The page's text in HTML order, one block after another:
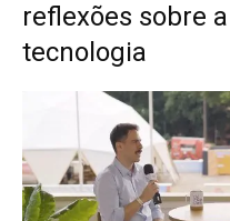
reflexões sobre
tecnologia